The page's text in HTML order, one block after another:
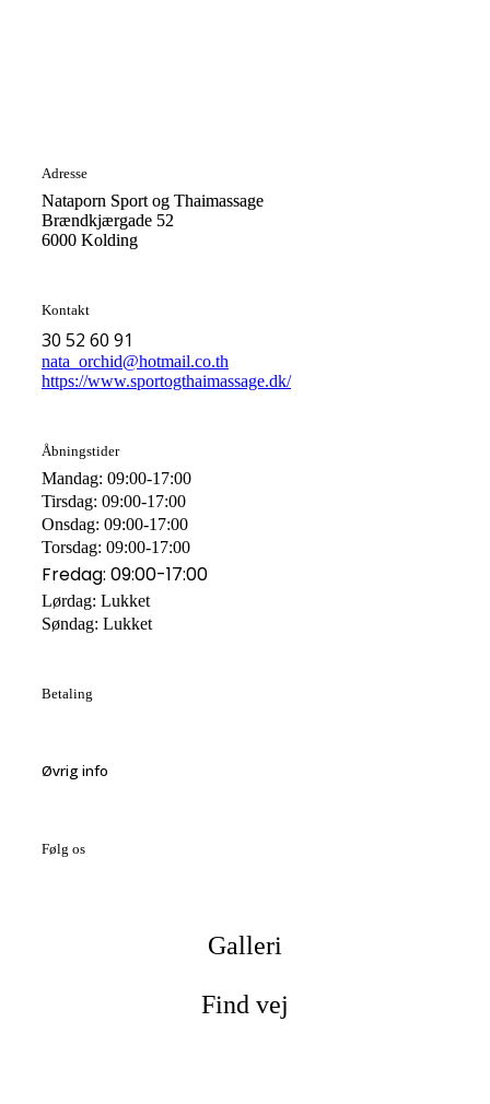
Adresse
Nataporn Sport og Thaimassage
Brændkjærgade 52
6000 Kolding
Kontakt
30 52 60 91
nata_orchid@hotmail.co.th
https://www.sportogthaimassage.dk/
Åbningstider
Mandag: 09:00-17:00
Tirsdag: 09:00-17:00
Onsdag: 09:00-17:00
Torsdag: 09:00-17:00
Fredag: 09:00-17:00
Lørdag: Lukket
Søndag: Lukket
Betaling
Øvrig info
Følg os
Galleri
Find vej